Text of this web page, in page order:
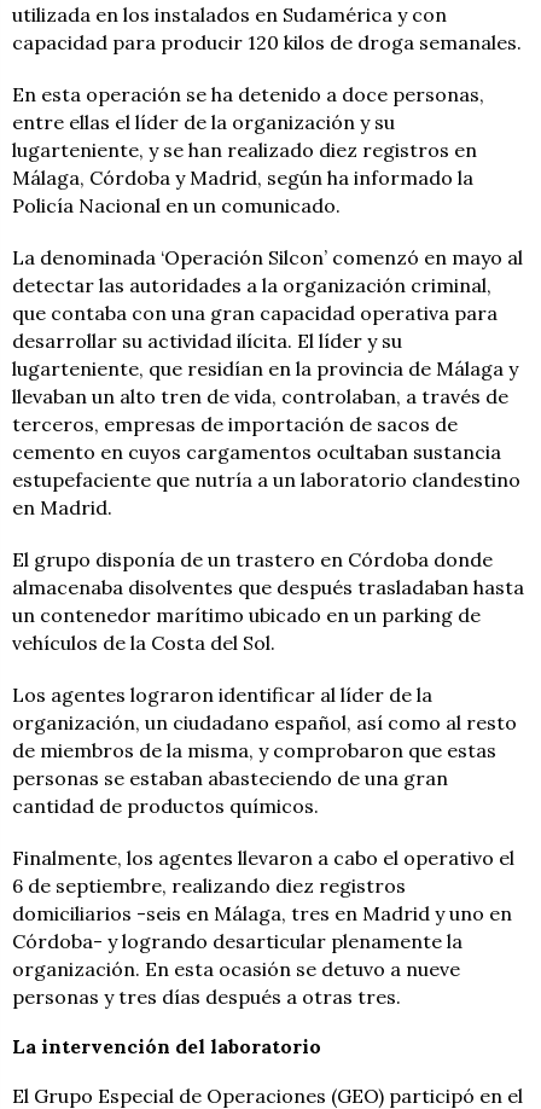
utilizada en los instalados en Sudamérica y con
capacidad para producir 120 kilos de droga semanales.
En esta operación se ha detenido a doce personas,
entre ellas el líder de la organización y su
lugarteniente, y se han realizado diez registros en
Málaga, Córdoba y Madrid, según ha informado la
Policía Nacional en un comunicado.
La denominada ‘Operación Silcon’ comenzó en mayo al
detectar las autoridades a la organización criminal,
que contaba con una gran capacidad operativa para
desarrollar su actividad ilícita. El líder y su
lugarteniente, que residían en la provincia de Málaga y
llevaban un alto tren de vida, controlaban, a través de
terceros, empresas de importación de sacos de
cemento en cuyos cargamentos ocultaban sustancia
estupefaciente que nutría a un laboratorio clandestino
en Madrid.
El grupo disponía de un trastero en Córdoba donde
almacenaba disolventes que después trasladaban hasta
un contenedor marítimo ubicado en un parking de
vehículos de la Costa del Sol.
Los agentes lograron identificar al líder de la
organización, un ciudadano español, así como al resto
de miembros de la misma, y comprobaron que estas
personas se estaban abasteciendo de una gran
cantidad de productos químicos.
Finalmente, los agentes llevaron a cabo el operativo el
6 de septiembre, realizando diez registros
domiciliarios -seis en Málaga, tres en Madrid y uno en
Córdoba- y logrando desarticular plenamente la
organización. En esta ocasión se detuvo a nueve
personas y tres días después a otras tres.
La intervención del laboratorio
El Grupo Especial de Operaciones (GEO) participó en el